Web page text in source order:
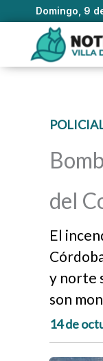
Domingo, 9
contenido
del
El
y norte
son
14 de